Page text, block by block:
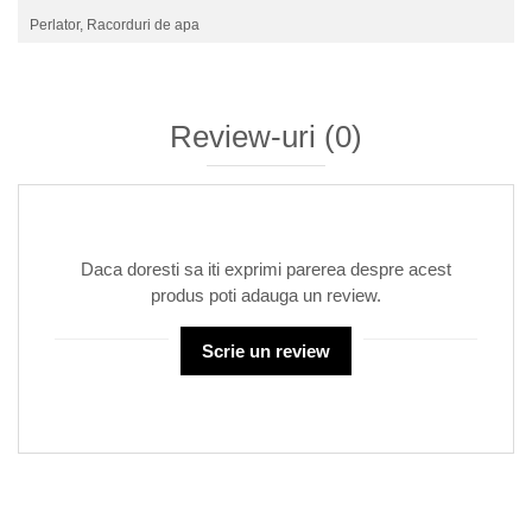
Perlator, Racorduri de apa
Review-uri (0)
Daca doresti sa iti exprimi parerea despre acest
produs poti adauga un review.
Scrie un review